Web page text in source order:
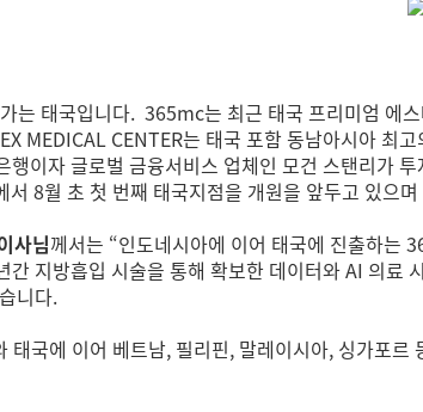
는 태국입니다. 365mc는 최근 태국 프리미엄 에
MEDICAL CENTER는 태국 포함 동남아시아 최
행이자 글로벌 금융서비스 업체인 모건 스탠리가
8월 초 첫 번째 태국지점을 개원을 앞두고 있으
사님께서는 “인도네시아에 이어 태국에 진출하는
간 지방흡입 시술을 통해 확보한 데이터와 AI 의료
니다.
국에 이어 베트남, 필리핀, 말레이시아, 싱가포